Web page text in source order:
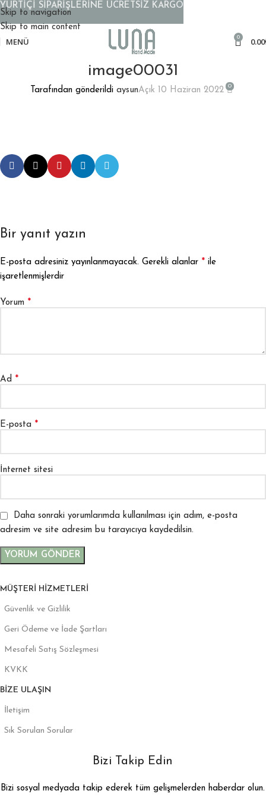
Skip to navigation
Skip to main content
MENÜ 0 0.00
image00031
Tarafından gönderildi aysunAçık 10 Haziran 2022 0
Bir yanıt yazın
E-posta adresiniz yayınlanmayacak. Gerekli alanlar * ile
işaretlenmişlerdir
Yorum *
Ad *
E-posta *
İnternet sitesi
Daha sonraki yorumlarımda kullanılması için adım, e-posta
adresim ve site adresim bu tarayıcıya kaydedilsin.
MÜŞTERI HIZMETLERI
Güvenlik ve Gizlilik
Geri Ödeme ve İade Şartları
Mesafeli Satış Sözleşmesi
KVKK
BIZE ULAŞIN
İletişim
Sık Sorulan Sorular
Bizi Takip Edin
Bizi sosyal medyada takip ederek tüm gelişmelerden haberdar olun.
YURTİÇİ SİPARİŞLERİNE ÜCRETSİZ KARGO